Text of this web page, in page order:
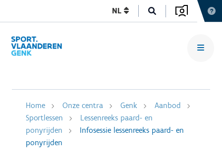
NL
Home Onze centra Genk
Aanbod
Sportlessen
Lessenreeks paard- en
ponyrijden
Infosessie lessenreeks paard- en
ponyrijden